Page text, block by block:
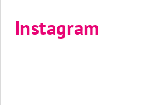
Instagram